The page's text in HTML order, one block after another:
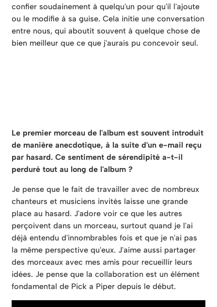
confier soudainement à quelqu'un pour qu'il l'ajoute
ou le modifie à sa guise. Cela initie une conversation
entre nous, qui aboutit souvent à quelque chose de
bien meilleur que ce que j'aurais pu concevoir seul.
Le premier morceau de l'album est souvent introduit
de manière anecdotique, à la suite d'un e-mail reçu
par hasard. Ce sentiment de sérendipité a-t-il
perduré tout au long de l'album ?
Je pense que le fait de travailler avec de nombreux
chanteurs et musiciens invités laisse une grande
place au hasard. J'adore voir ce que les autres
perçoivent dans un morceau, surtout quand je l'ai
déjà entendu d'innombrables fois et que je n'ai pas
la même perspective qu'eux. J'aime aussi partager
des morceaux avec mes amis pour recueillir leurs
idées. Je pense que la collaboration est un élément
fondamental de Pick a Piper depuis le début.